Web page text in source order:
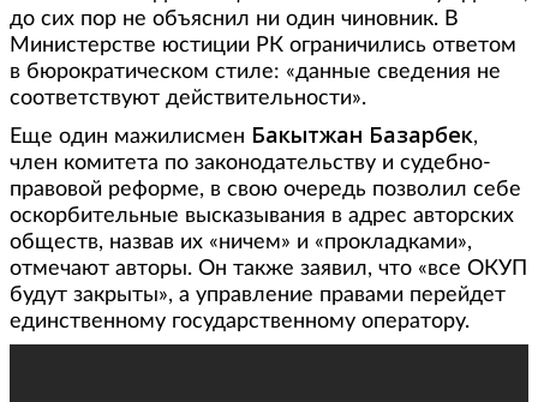
до сих пор не объяснил ни один чиновник. В
Министерстве юстиции РК ограничились ответом
в бюрократическом стиле: «данные сведения не
соответствуют действительности».
Еще один мажилисмен Бакытжан Базарбек,
член комитета по законодательству и судебно-
правовой реформе, в свою очередь позволил себе
оскорбительные высказывания в адрес авторских
обществ, назвав их «ничем» и «прокладками»,
отмечают авторы. Он также заявил, что «все ОКУП
будут закрыты», а управление правами перейдет
единственному государственному оператору.